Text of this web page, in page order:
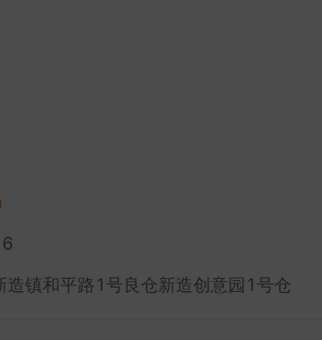
造镇和平路1号良仓新造创意园1号仓